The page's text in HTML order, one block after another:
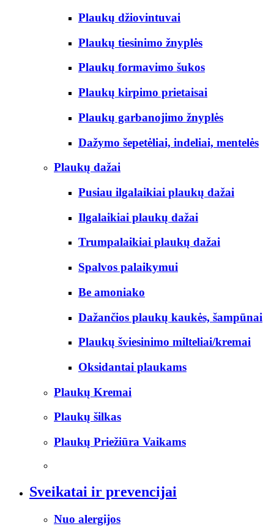
Plaukų džiovintuvai
Plaukų tiesinimo žnyplės
Plaukų formavimo šukos
Plaukų kirpimo prietaisai
Plaukų garbanojimo žnyplės
Dažymo šepetėliai, indeliai, mentelės
Plaukų dažai
Pusiau ilgalaikiai plaukų dažai
Ilgalaikiai plaukų dažai
Trumpalaikiai plaukų dažai
Spalvos palaikymui
Be amoniako
Dažančios plaukų kaukės, šampūnai
Plaukų šviesinimo milteliai/kremai
Oksidantai plaukams
Plaukų Kremai
Plaukų šilkas
Plaukų Priežiūra Vaikams
Sveikatai ir prevencijai
Nuo alergijos